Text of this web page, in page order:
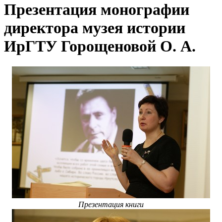
Презентация монографии
директора музея истории
ИрГТУ Горощеновой О. А.
Презентация книги